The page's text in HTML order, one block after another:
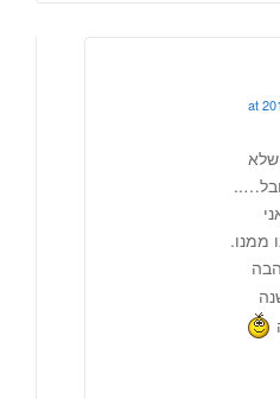
12 בספטמבר 2014 at
ממנו.